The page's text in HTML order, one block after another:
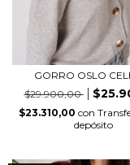
GORRO OSLO
$29.900,00
$23.310,00 con
depósito